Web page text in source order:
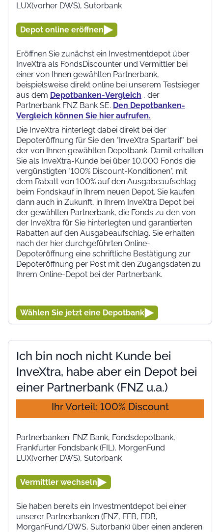
LUX(vorher DWS), Sutorbank
Depot online eröffnen
Eröffnen Sie zunächst ein Investmentdepot über
InveXtra als FondsDiscounter und Vermittler bei
einer von Ihnen gewählten Partnerbank,
beispielsweise direkt online bei unserem Testsieger
aus dem Depotbanken-Vergleich , der
Partnerbank FNZ Bank SE. Den Depotbanken-
Vergleich können Sie hier aufrufen.
Die InveXtra hinterlegt dabei direkt bei der
Depoteröffnung für Sie den "InveXtra Spartarif" bei
der von Ihnen gewählten Depotbank. Damit erhalten
Sie als InveXtra-Kunde bei über 10.000 Fonds die
vergünstigten "100% Discount-Konditionen", mit
dem Rabatt von 100% auf den Ausgabeaufschlag
beim Fondskauf in Ihrem neuen Depot. Sie kaufen
dann auch in Zukunft, in Ihrem InveXtra Depot bei
der gewählten Partnerbank, die Fonds zu den von
der InveXtra für Sie hinterlegten und garantierten
Rabatten auf den Ausgabeaufschlag. Sie erhalten
nach der hier durchgeführten Online-
Depoteröffnung eine schriftliche Bestätigung zur
Depoteröffnung per Post mit den Zugangsdaten zu
Ihrem Online-Depot bei der Partnerbank.
Wählen Sie jetzt eine Depotbank
Ich bin noch nicht Kunde bei
InveXtra, habe aber ein Depot bei
einer Partnerbank (FNZ u.a.)
Ihr Vorteil: 100% Discount
Partnerbanken: FNZ Bank, Fondsdepotbank,
Frankfurter Fondsbank (FIL), MorgenFund
LUX(vorher DWS), Sutorbank
Vermittler wechseln
Sie haben bereits ein Investmentdepot bei einer
unserer Partnerbanken (FNZ, FFB, FDB,
MorganFund/DWS, Sutorbank) über einen anderen